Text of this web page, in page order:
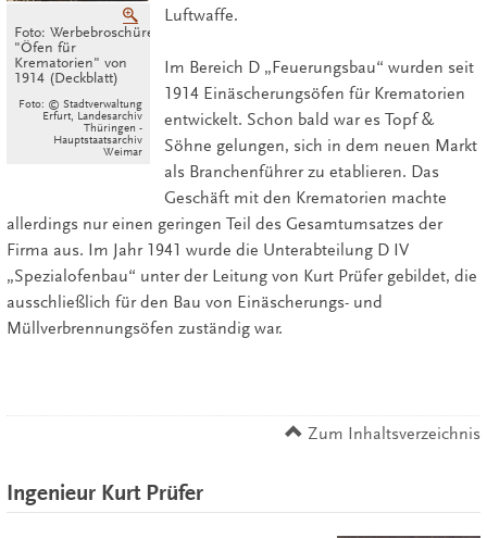
Vergrößern
Foto: Werbebroschüre
"Öfen für
Krematorien" von
1914 (Deckblatt)
Foto: © Stadtverwaltung
Erfurt, Landesarchiv
Thüringen -
Hauptstaatsarchiv
Weimar
Luftwaffe.
Im Bereich D „Feuerungsbau“ wurden seit
1914 Einäscherungsöfen für Krematorien
entwickelt. Schon bald war es Topf &
Söhne gelungen, sich in dem neuen Markt
als Branchenführer zu etablieren. Das
Geschäft mit den Krematorien machte
allerdings nur einen geringen Teil des Gesamtumsatzes der
Firma aus. Im Jahr 1941 wurde die Unterabteilung D IV
„Spezialofenbau“ unter der Leitung von Kurt Prüfer gebildet, die
ausschließlich für den Bau von Einäscherungs- und
Müllverbrennungsöfen zuständig war.
Zum Inhaltsverzeichnis
Ingenieur Kurt Prüfer